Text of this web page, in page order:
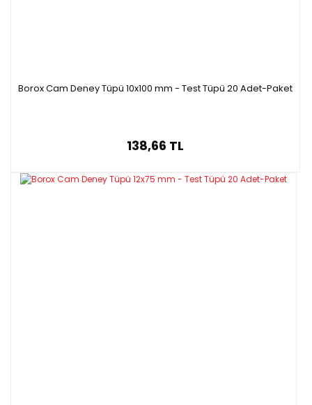
Borox Cam Deney Tüpü 10x100 mm - Test Tüpü 20 Adet-Paket
138,66 TL